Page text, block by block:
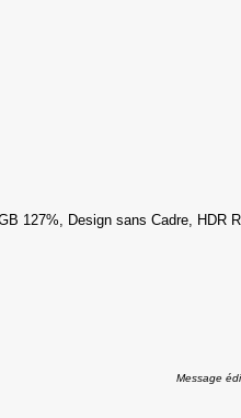
127%, Design sans Cadre, HDR
Message